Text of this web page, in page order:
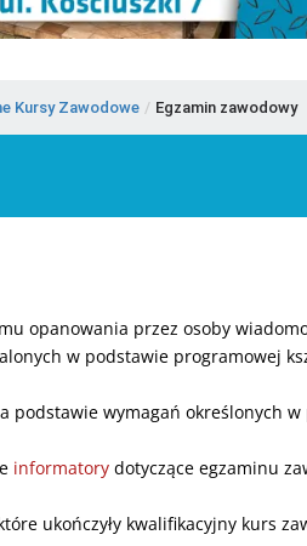
Kursy Zawodowe / Egzamin zawodowy
opanowania ‎przez osoby
w podstawie programowej
podstawie wymagań określonych
informatory dotyczące egzaminu
ukończyły kwalifikacyjny kurs